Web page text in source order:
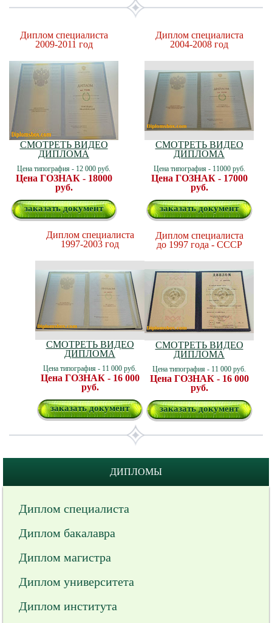
Диплом специалиста
2009-2011 год
СМОТРЕТЬ ВИДЕО
ДИПЛОМА
Цена типография - 12 000 руб.
Цена ГОЗНАК - 18000
руб.
заказать документ
Диплом специалиста
2004-2008 год
СМОТРЕТЬ ВИДЕО
ДИПЛОМА
Цена типография - 11000 руб.
Цена ГОЗНАК - 17000
руб.
заказать документ
Диплом специалиста
1997-2003 год
СМОТРЕТЬ ВИДЕО
ДИПЛОМА
Цена типография - 11 000 руб.
Цена ГОЗНАК - 16 000
руб.
заказать документ
Диплом специалиста
до 1997 года - СССР
СМОТРЕТЬ ВИДЕО
ДИПЛОМА
Цена типография - 11 000 руб.
Цена ГОЗНАК - 16 000
руб.
заказать документ
ДИПЛОМЫ
Диплом специалиста
Диплом бакалавра
Диплом магистра
Диплом университета
Диплом института